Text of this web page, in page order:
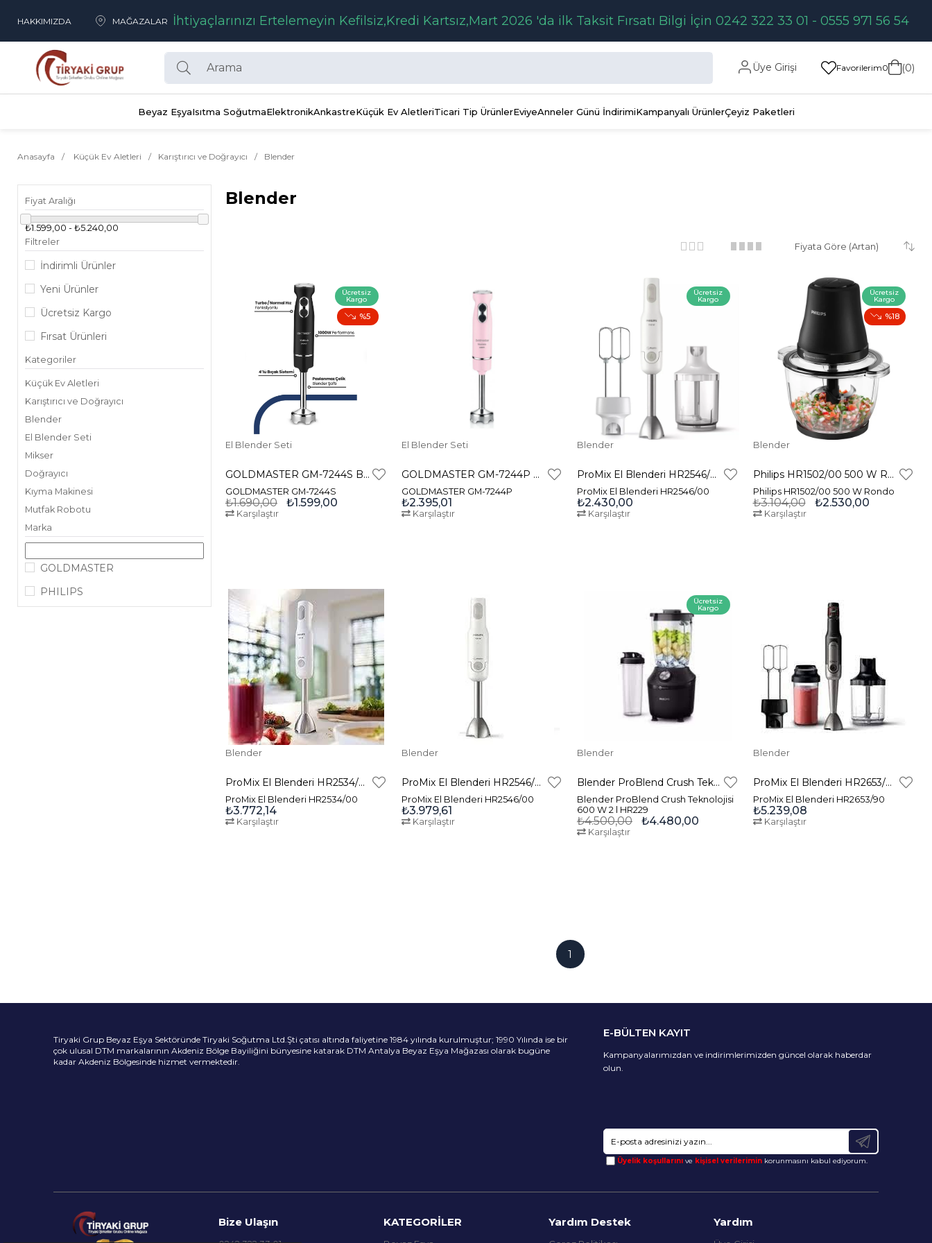
HAKKIMIZDA MAĞAZALAR İhtiyaçlarınızı Ertelemeyin Kefilsiz,Kredi Kartsız,Mart 2026 'da ilk Taksit Fırsatı Bilgi İçin 0242 322 33 01 - 0555 971 56 54
Üye Girişi Favorilerim0 0
Beyaz EşyaIsıtma SoğutmaElektronikAnkastreKüçük Ev AletleriTicari Tip ÜrünlerEviyeAnneler Günü İndirimiKampanyalı ÜrünlerÇeyiz Paketleri
Anasayfa Küçük Ev Aletleri Karıştırıcı ve Doğrayıcı Blender
Fiyat Aralığı
₺1.599,00 - ₺5.240,00
Filtreler
İndirimli Ürünler
Yeni Ürünler
Ücretsiz Kargo
Fırsat Ürünleri
Kategoriler
Küçük Ev Aletleri
Karıştırıcı ve Doğrayıcı
Blender
El Blender Seti
Mikser
Doğrayıcı
Kıyma Makinesi
Mutfak Robotu
Marka
GOLDMASTER
PHILIPS
Blender
El Blender Seti
GOLDMASTER GM-7244S BLENDER SİYAH
GOLDMASTER GM-7244S
₺1.599,00
₺1.690,00
Karşılaştır
Ücretsiz
Kargo
%5
El Blender Seti
GOLDMASTER GM-7244P BLENDER PEMBE
GOLDMASTER GM-7244P
₺2.395,01
Karşılaştır
Blender
ProMix El Blenderi HR2546/00
ProMix El Blenderi HR2546/00
₺2.430,00
Karşılaştır
Ücretsiz
Kargo
Blender
Philips HR1502/00 500 W Rondo
Philips HR1502/00 500 W Rondo
₺2.530,00
₺3.104,00
Karşılaştır
Ücretsiz
Kargo
%18
Blender
ProMix El Blenderi HR2534/00
ProMix El Blenderi HR2534/00
₺3.772,14
Karşılaştır
Blender
ProMix El Blenderi HR2546/00
ProMix El Blenderi HR2546/00
₺3.979,61
Karşılaştır
Blender
Blender ProBlend Crush Teknolojisi 600 W 2 l HR2291/41
Blender ProBlend Crush Teknolojisi
600 W 2 l HR229
₺4.480,00
₺4.500,00
Karşılaştır
Ücretsiz
Kargo
Blender
ProMix El Blenderi HR2653/90
ProMix El Blenderi HR2653/90
₺5.239,08
Karşılaştır
1
Tiryaki Grup Beyaz Eşya Sektöründe Tiryaki Soğutma Ltd.Şti çatısı altında faliyetine 1984 yılında kurulmuştur; 1990 Yılında ise bir
çok ulusal DTM markalarının Akdeniz Bölge Bayiliğini bünyesine katarak DTM Antalya Beyaz Eşya Mağazası olarak bugüne
kadar Akdeniz Bölgesinde hizmet vermektedir.
E-BÜLTEN KAYIT
Kampanyalarımızdan ve indirimlerimizden güncel olarak haberdar
olun.
Üyelik koşullarını ve kişisel verilerimin korunmasını kabul ediyorum.
Bize Ulaşın KATEGORİLER Yardım Destek Yardım